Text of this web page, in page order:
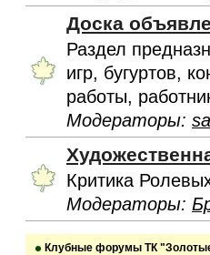
Доска
Раздел
игр, бугуртов,
работы,
Модераторы:
Критика
Модераторы:
Клубные форумы ТК